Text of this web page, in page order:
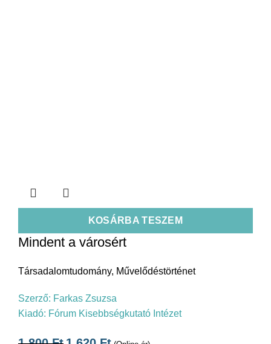
KOSÁRBA TESZEM
Mindent a városért
Társadalomtudomány, Művelődéstörténet
Szerző: Farkas Zsuzsa
Kiadó: Fórum Kisebbségkutató Intézet